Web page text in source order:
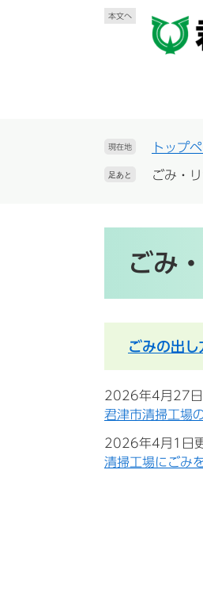
本文へ
現在地 トップ
足あと ごみ・
ごみ
ごみの出
2026年4月27日
君津市清掃工場
2026年4月1日
清掃工場にごみ